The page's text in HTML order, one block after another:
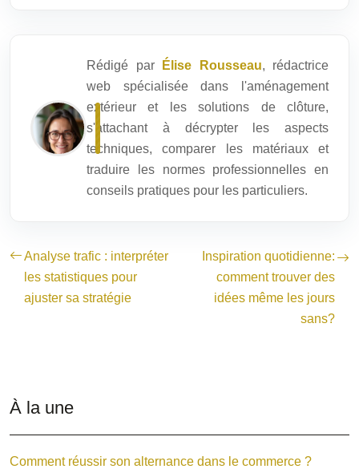
Rédigé par Élise Rousseau, rédactrice
web spécialisée dans l'aménagement
extérieur et les solutions de clôture,
s'attachant à décrypter les aspects
techniques, comparer les matériaux et
traduire les normes professionnelles en
conseils pratiques pour les particuliers.
Analyse trafic : interpréter
les statistiques pour
ajuster sa stratégie
Inspiration quotidienne:
comment trouver des
idées même les jours
sans?
À la une
Comment réussir son alternance dans le commerce ?